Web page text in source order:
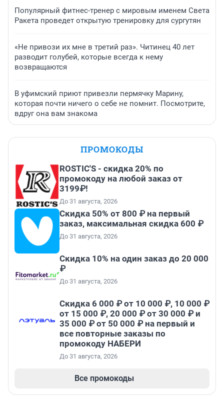
Популярный фитнес-тренер с мировым именем Света
Ракета проведет открытую тренировку для сургутян
«Не привози их мне в третий раз». Читинец 40 лет
разводит голубей, которые всегда к нему
возвращаются
В уфимский приют привезли пермячку Марину,
которая почти ничего о себе не помнит. Посмотрите,
вдруг она вам знакома
ПРОМОКОДЫ
ROSTIC'S - скидка 20% по
промокоду на любой заказ от
3199₽!
До 31 августа, 2026
Скидка 50% от 800 ₽ на первый
заказ, максимальная скидка 600 ₽
До 31 августа, 2026
Скидка 10% на один заказ до 20 000
₽
До 31 августа, 2026
Скидка 6 000 ₽ от 10 000 ₽, 10 000 ₽
от 15 000 ₽, 20 000 ₽ от 30 000 ₽ и
35 000 ₽ от 50 000 ₽ на первый и
все повторные заказы по
промокоду НАБЕРИ
До 31 августа, 2026
Все промокоды